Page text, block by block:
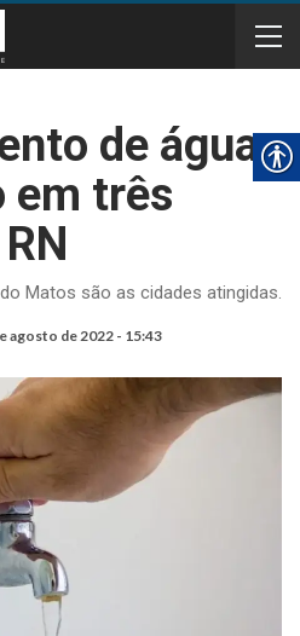
de água
em três
Matos são as cidades atingidas.
agosto de 2022 - 15:43